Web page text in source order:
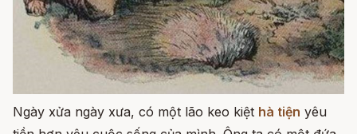
Ngày xửa ngày xưa, có một lão keo kiệt hà tiện yêu